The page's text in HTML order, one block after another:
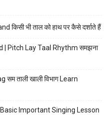
भी ताल को हाथ पर कैसे दर्शाते हैं
Pitch Lay Taal Rhythm समझना
ताली खाली विभाग Learn
Important Singing Lesson